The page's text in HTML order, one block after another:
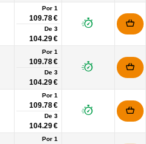
Por 1
109.78 €
De 3
104.29 €
Por 1
109.78 €
De 3
104.29 €
Por 1
109.78 €
De 3
104.29 €
Por 1